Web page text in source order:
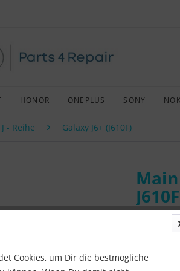
HONOR ONEPLUS SONY
- Reihe Galaxy J6+ (J610F)
Cookies, um Dir die bestmögliche